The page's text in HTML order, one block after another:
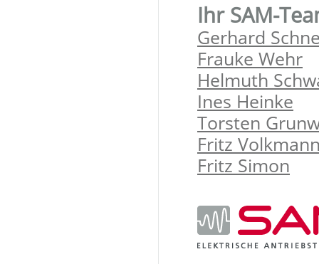
Ihr SAM-
Gerhard
Frauke Wehr
Helmuth
Ines Heinke
Torsten
Fritz
Fritz Simon